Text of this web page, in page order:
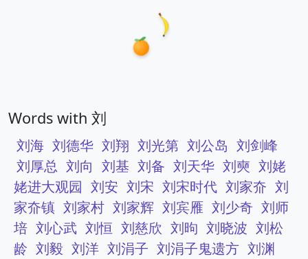
Words with 刘
刘海 刘德华 刘翔 刘光第 刘公岛 刘剑峰
刘厚总 刘向 刘基 刘备 刘天华 刘奭 刘姥
姥进大观园 刘安 刘宋 刘宋时代 刘家夼 刘
家夼镇 刘家村 刘家辉 刘宾雁 刘少奇 刘师
培 刘心武 刘恒 刘慈欣 刘昫 刘晓波 刘松
龄 刘毅 刘洋 刘涓子 刘涓子鬼遗方 刘渊